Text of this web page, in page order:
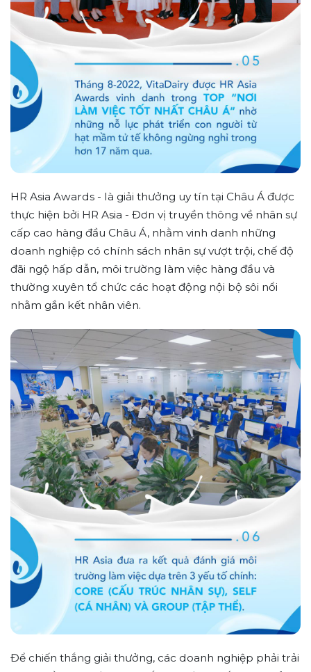
HR Asia Awards - là giải thưởng uy tín tại Châu Á được
thực hiện bởi HR Asia - Đơn vị truyền thông về nhân sự
cấp cao hàng đầu Châu Á, nhằm vinh danh những
doanh nghiệp có chính sách nhân sự vượt trội, chế độ
đãi ngộ hấp dẫn, môi trường làm việc hàng đầu và
thường xuyên tổ chức các hoạt động nội bộ sôi nổi
nhằm gắn kết nhân viên.
Để chiến thắng giải thưởng, các doanh nghiệp phải trải